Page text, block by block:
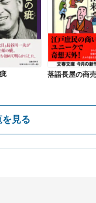
落語長屋の商
を見る